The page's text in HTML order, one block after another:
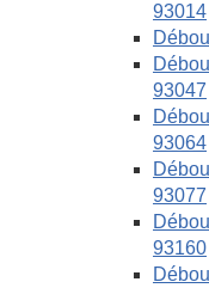
93014
93047
93064
93077
93160